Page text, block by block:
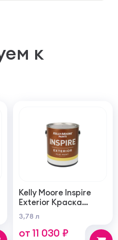
к
Kelly Moore Inspire
Exterior Краска
фасадная
самогрунтующаяся
суперукрывистая
3,78 л
от 11 030 ₽